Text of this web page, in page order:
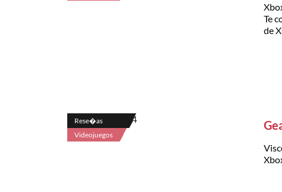
Te
de
Rese�as
Videojuegos